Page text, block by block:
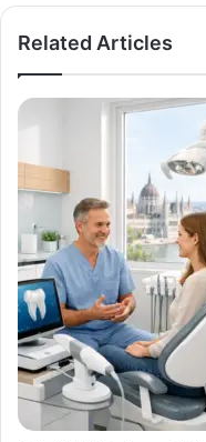
Related Articles